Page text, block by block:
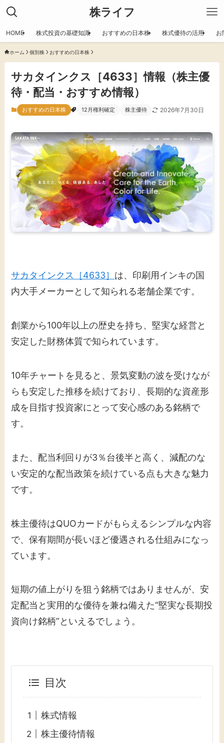
株ライフ
HOME 株式投資の基礎知識 おすすめの日本株 株式優待の活用 お
ホーム 個別株 おすすめの日本株
サカタインクス［4633］情報（株主優
待・配当・おすすめ情報）
おすすめの日本株 12月権利確定 株主優待 2026年7月30日
サカタインクス［4633］ は、印刷用インキの国
内大手メーカーとして知られる老舗企業です。
創業から100年以上の歴史を持ち、堅実な経営と
安定した財務体質で知られています。
10年チャートを見ると、景気変動の波を受けなが
らも安定した推移を続けており、長期的な資産形
成を目指す投資家にとって安心感のある銘柄で
す。
また、配当利回りが3％台後半と高く、減配のな
い安定的な配当政策を続けている点も大きな魅力
です。
株主優待はQUOカードがもらえるシンプルな内容
で、保有期間が長いほど優遇される仕組みになっ
ています。
短期の値上がりを狙う銘柄ではありませんが、安
定配当と実用的な優待を兼ね備えた“堅実な長期投
資向け銘柄”といえるでしょう。
目次
株式情報
株主優待情報